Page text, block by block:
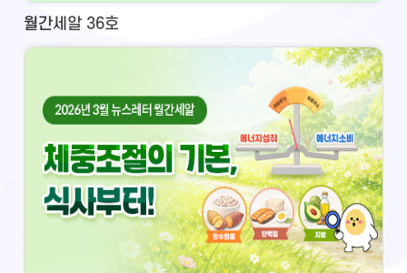
월간세알 36호